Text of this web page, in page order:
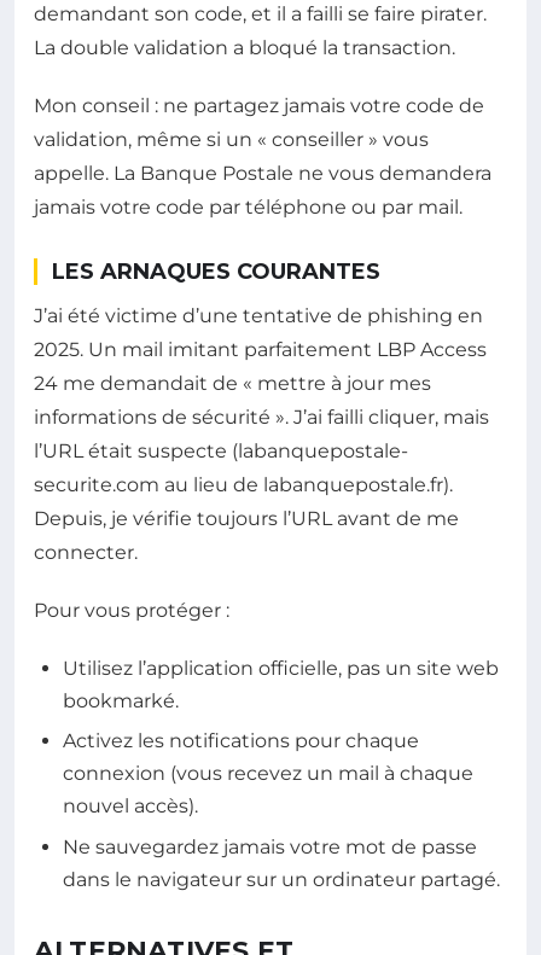
demandant son code, et il a failli se faire pirater.
La double validation a bloqué la transaction.
Mon conseil : ne partagez jamais votre code de
validation, même si un « conseiller » vous
appelle. La Banque Postale ne vous demandera
jamais votre code par téléphone ou par mail.
LES ARNAQUES COURANTES
J’ai été victime d’une tentative de phishing en
2025. Un mail imitant parfaitement LBP Access
24 me demandait de « mettre à jour mes
informations de sécurité ». J’ai failli cliquer, mais
l’URL était suspecte (labanquepostale-
securite.com au lieu de labanquepostale.fr).
Depuis, je vérifie toujours l’URL avant de me
connecter.
Pour vous protéger :
Utilisez l’application officielle, pas un site web
bookmarké.
Activez les notifications pour chaque
connexion (vous recevez un mail à chaque
nouvel accès).
Ne sauvegardez jamais votre mot de passe
dans le navigateur sur un ordinateur partagé.